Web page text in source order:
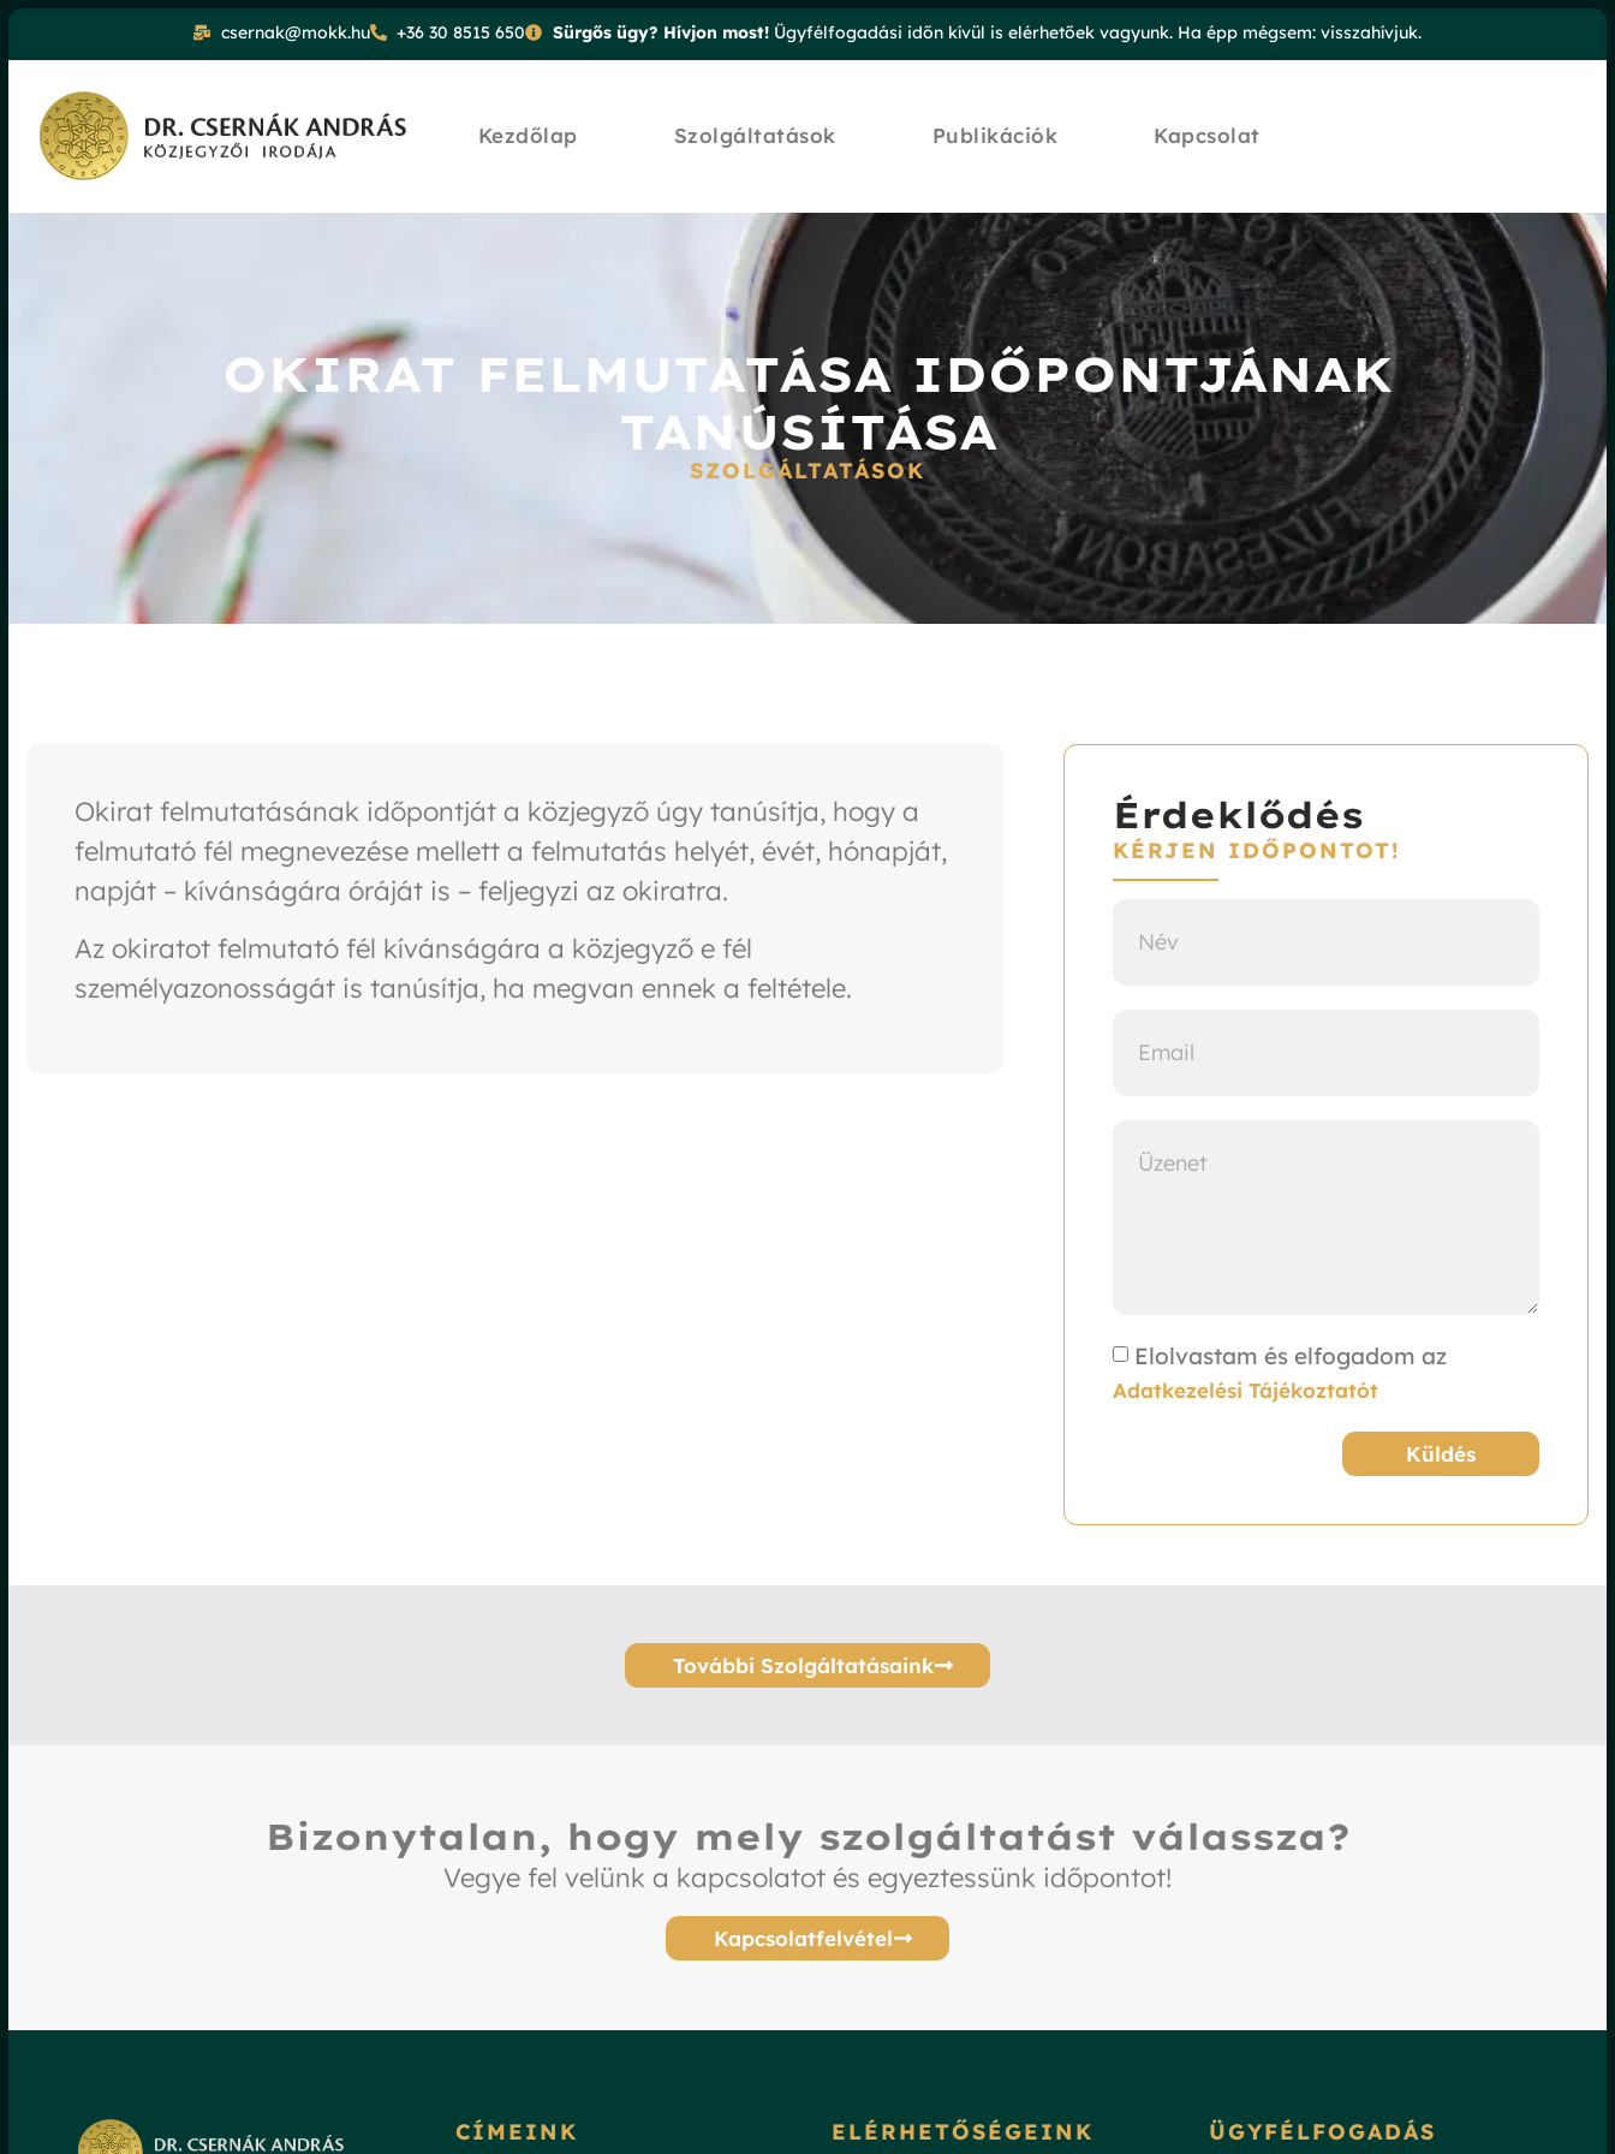
csernak@mokk.hu +36 30 8515 650 Sürgős ügy? Hívjon most!Ügyfélfogadási időn kívül is elérhetőek vagyunk. Ha épp mégsem: visszahívjuk.
Kezdőlap Szolgáltatások Publikációk Kapcsolat
OKIRAT FELMUTATÁSA IDŐPONTJÁNAK
TANÚSÍTÁSA
SZOLGÁLTATÁSOK
Okirat felmutatásának időpontját a közjegyző úgy tanúsítja, hogy a
felmutató fél megnevezése mellett a felmutatás helyét, évét, hónapját,
napját – kívánságára óráját is – feljegyzi az okiratra.
Az okiratot felmutató fél kívánságára a közjegyző e fél
személyazonosságát is tanúsítja, ha megvan ennek a feltétele.
Érdeklődés
KÉRJEN IDŐPONTOT!
Elolvastam és elfogadom az
Adatkezelési Tájékoztatót
Küldés
További Szolgáltatásaink
Bizonytalan, hogy mely szolgáltatást válassza?
Vegye fel velünk a kapcsolatot és egyeztessünk időpontot!
Kapcsolatfelvétel
CÍMEINK ELÉRHETŐSÉGEINK ÜGYFÉLFOGADÁS